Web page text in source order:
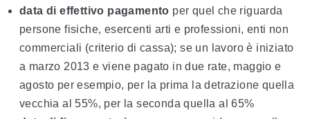
data di effettivo pagamento per quel che riguarda
persone fisiche, esercenti arti e professioni, enti non
commerciali (criterio di cassa); se un lavoro è iniziato
a marzo 2013 e viene pagato in due rate, maggio e
agosto per esempio, per la prima la detrazione quella
vecchia al 55%, per la seconda quella al 65%